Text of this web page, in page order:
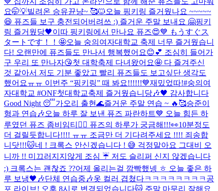
요🤭💡빌려온 승유뀬냥~ 🥰🐱오늘 핑키링 즐거웠나요 ~~~~~
😆 퓨즈들 보구 충전되어버려쓰 :) 즐거운 주말 보내요 🤗핑키
링 즐거웠당🖤이따 핑키링에서 만나요 퓨즈😍💙 もうすぐス
タートです！！🤩오늘 숭의여자대학교 축제 너무 즐거웠습니
다! 오랜만에 퓨즈들도 만나서 행복했어요😊💕 조심히 들어가
구 우리 또 만나자😘첫 대학축제 다녀왔어요🤩 다 즐겨주신
것 같아서 저도 기분 좋았고 빨리 퓨즈들도 보고싶단 생각도
했어요ㅠㅠ 이번주 “핑키링” 때 봐요!!!!!!💙재밌었따!#숭의여
자대학교 #ONF첫대학교축제 즐거웠습니당🎶🖤 감사합니다
Good Night 😴가오리 출현🌊즐거운 주말 연습 ~ 🔥🥰승준이
형과 연습🎶오늘 하루 잘 보낸 퓨즈 파란하트💙 오늘 힘든 하
루였던 퓨즈 좀비임티🧟‍♂️ 퓨즈의 하루가 궁금해!!!👀10분정도
더 걸릴듯합니다!!!! ㅠㅠ 조금만 더 기다려주세요 !!!! 죄송합
니닷!!!🐱네 ! 크록스 안신겠습니다 ! 😅 걱정말아요 그대 비 오
니까 !! 미끄러지지않게 조심 ☔️ 저도 슬리퍼 신지 않겠습니다
:) 크록스는 괜찮죠 ??어제 올리는걸 깜빡했넹 ㅎ 오늘 좋은 하
루 보냉🖤🎶단체 연습중🎶옷 컬러 겹쳤다ㅋㅋㅋㅋㅋㅋㅋㅋ 공
포 라이브! 오후 8시로 변경되었습니다🐱 주말 마무리 잘해요